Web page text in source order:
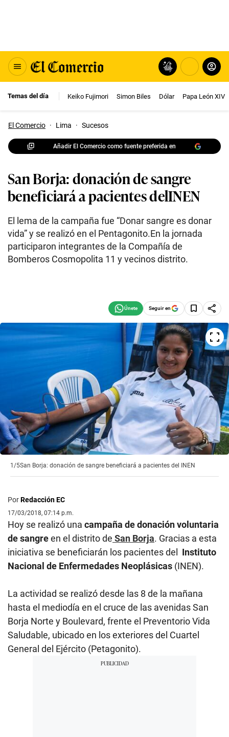
Temas del día Keiko Fujimori Simon Biles Dólar Papa León XIV
El Comercio · Lima · Sucesos
Añadir El Comercio como fuente preferida en
San Borja: donación de sangre
beneficiará a pacientes delINEN
El lema de la campaña fue “Donar sangre es donar
vida” y se realizó en el Pentagonito.En la jornada
participaron integrantes de la Compañía de
Bomberos Cosmopolita 11 y vecinos distrito.
Seguir en
1/5San Borja: donación de sangre beneficiará a pacientes del INEN
PorRedacción EC
17/03/2018, 07:14 p.m.
Hoy se realizó una campaña de donación voluntaria
de sangreen el distrito de San Borja. Gracias a esta
iniciativa se beneficiarán los pacientes del Instituto
Nacional de Enfermedades Neoplásicas (INEN).
La actividad se realizó desde las 8 de la mañana
hasta el mediodía en el cruce de las avenidas San
Borja Norte y Boulevard, frente el Preventorio Vida
Saludable, ubicado en los exteriores del Cuartel
General del Ejército (Petagonito).